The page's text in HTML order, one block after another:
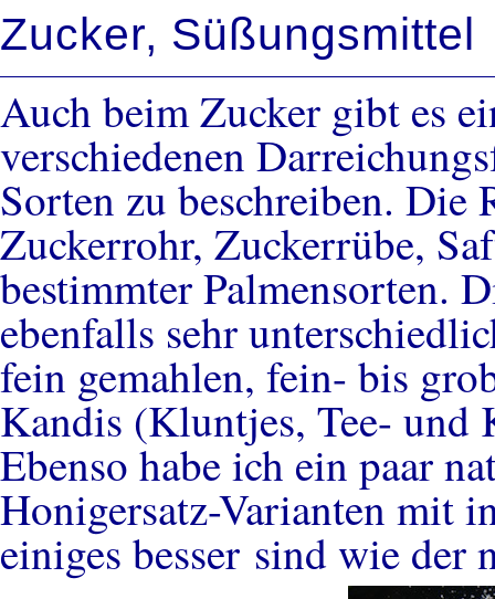
Zucker, Süßungsmittel
Auch beim Zucker gibt es
verschiedenen
Sorten zu beschreiben. Die
Zuckerrohr, Zuckerrübe,
bestimmter Palmensorten.
ebenfalls sehr
fein gemahlen, fein- bis
Kandis (Kluntjes, Tee- und
Ebenso habe ich ein paar
Honigersatz-Varianten mit
einiges besser sind wie der